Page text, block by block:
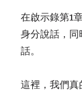
在啟示錄第1
身分說話，
話。
這裡，我們